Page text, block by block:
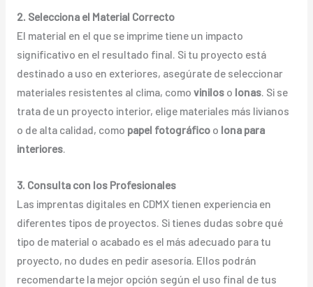
2. Selecciona el Material Correcto
El material en el que se imprime tiene un impacto
significativo en el resultado final. Si tu proyecto está
destinado a uso en exteriores, asegúrate de seleccionar
materiales resistentes al clima, como viniloso lonas. Si se
trata de un proyecto interior, elige materiales más livianos
o de alta calidad, como papel fotográficoo lona para
interiores.
3. Consulta con los Profesionales
Las imprentas digitales en CDMX tienen experiencia en
diferentes tipos de proyectos. Si tienes dudas sobre qué
tipo de material o acabado es el más adecuado para tu
proyecto, no dudes en pedir asesoría. Ellos podrán
recomendarte la mejor opción según el uso final de tus